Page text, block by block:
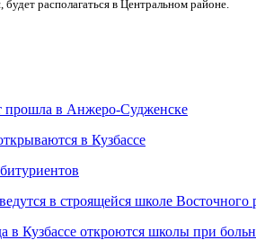
будет располагаться в Центральном районе.
прошла в Анжеро-Судженске
в Кузбассе
в строящейся школе Восточного
в Кузбассе откроются школы при